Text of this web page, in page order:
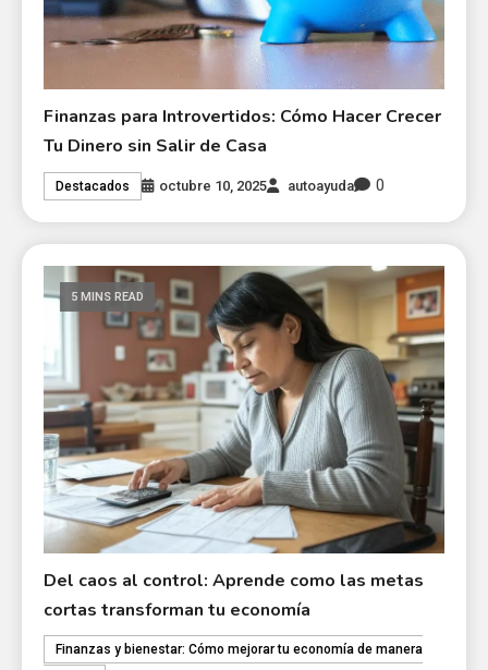
Finanzas para Introvertidos: Cómo Hacer Crecer
Tu Dinero sin Salir de Casa
Destacados octubre 10, 2025 autoayuda 0
5 MINS READ
Del caos al control: Aprende como las metas
cortas transforman tu economía
Finanzas y bienestar: Cómo mejorar tu economía de manera